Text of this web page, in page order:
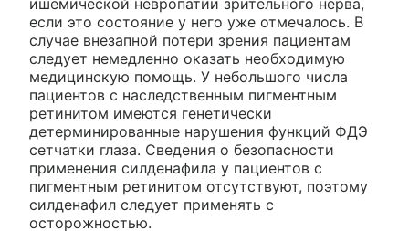
если это состояние у него уже отмечалось. В
случае внезапной потери зрения пациентам
следует немедленно оказать необходимую
медицинскую помощь. У небольшого числа
пациентов с наследственным пигментным
ретинитом имеются генетически
детерминированные нарушения функций ФДЭ
сетчатки глаза. Сведения о безопасности
применения силденафила у пациентов с
пигментным ретинитом отсутствуют, поэтому
силденафил следует применять с
осторожностью.